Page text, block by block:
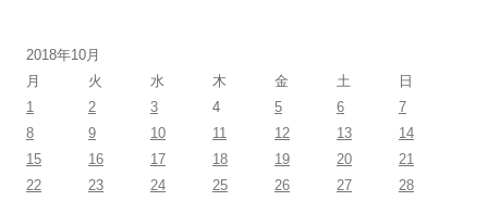
2018年10月
月
火 水 木 金 土
日
1
2 3 4 5 6
7
8
9 10 11 12 13
14
15
16 17 18 19 20
21
22
23 24 25 26 27
28